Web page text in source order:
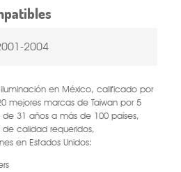
2004
en México, calificado por
mejores marcas de Taiwan por 5
31 años a más de 100 países,
calidad requeridos,
en Estados Unidos: